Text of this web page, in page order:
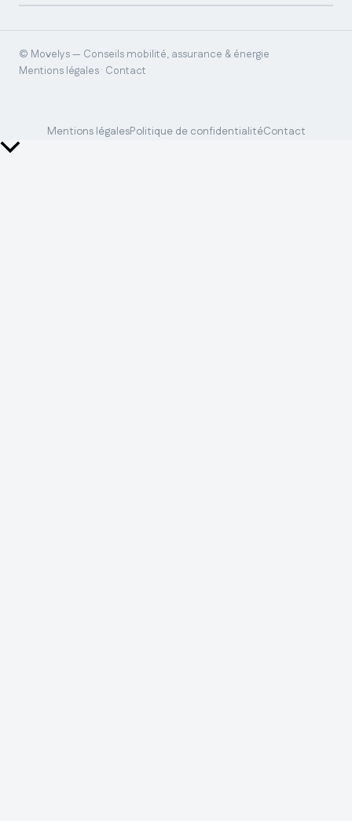
© Movelys — Conseils mobilité, assurance & énergie
Mentions légales · Contact
Mentions légalesPolitique de confidentialitéContact